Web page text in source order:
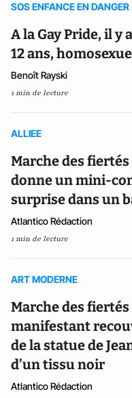
SOS ENFANCE EN DANGER
A la Gay Pride, il y
12 ans,
Benoît Rayski
1 min de lecture
ALLIEE
Marche des
donne un mini-
surprise dans un
Atlantico Rédaction
1 min de lecture
ART MODERNE
Marche des fiertés
manifestant
de la statue de
d’un tissu noir
Atlantico Rédaction